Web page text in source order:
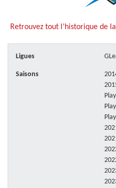
Retrouvez tout l’historique de
Ligues
Saisons